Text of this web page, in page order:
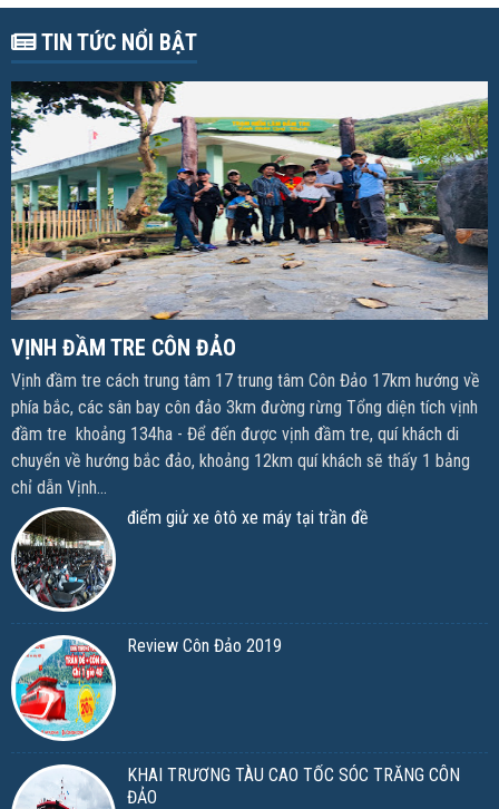
TIN TỨC NỔI BẬT
VỊNH ĐẦM TRE CÔN ĐẢO
Vịnh đầm tre cách trung tâm 17 trung tâm Côn Đảo 17km hướng về
phía bắc, các sân bay côn đảo 3km đường rừng Tổng diện tích vịnh
đầm tre khoảng 134ha - Để đến được vịnh đầm tre, quí khách di
chuyển về hướng bắc đảo, khoảng 12km quí khách sẽ thấy 1 bảng
chỉ dẫn Vịnh...
điểm giử xe ôtô xe máy tại trần đề
Review Côn Đảo 2019
KHAI TRƯƠNG TÀU CAO TỐC SÓC TRĂNG CÔN
ĐẢO